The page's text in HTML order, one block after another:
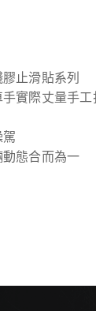
止滑貼系列
實際丈量手工
態合而為一